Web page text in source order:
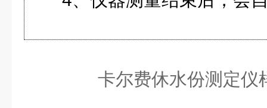
卡尔费休水份测定仪